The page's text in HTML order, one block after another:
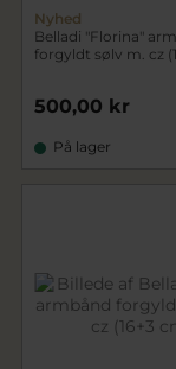
Nyhed
Belladi "Florina"
forgyldt sølv m. cz
500,00 kr
På lager